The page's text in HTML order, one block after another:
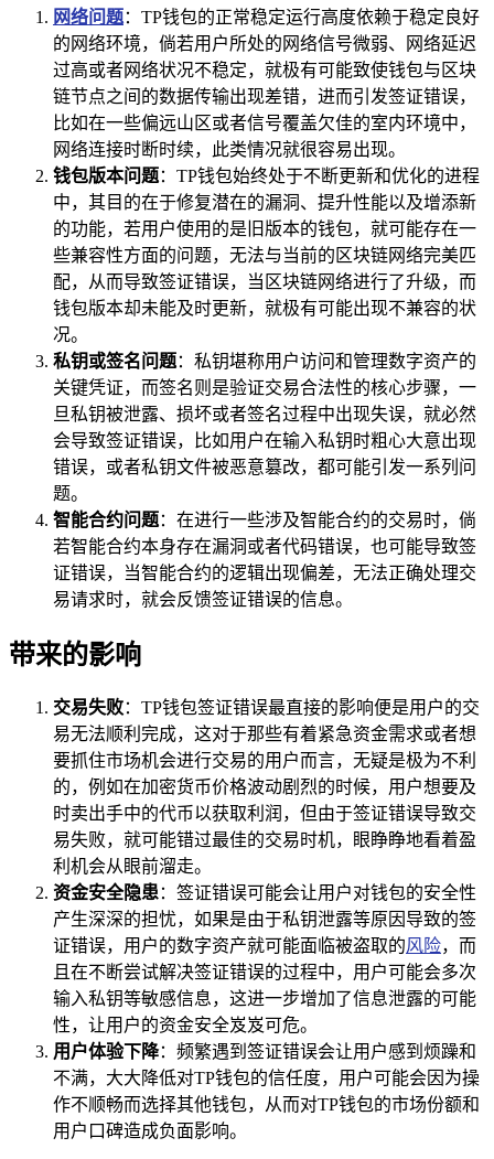
网络问题：TP钱包的正常稳定运行高度依赖于稳定良好
的网络环境，倘若用户所处的网络信号微弱、网络延迟
过高或者网络状况不稳定，就极有可能致使钱包与区块
链节点之间的数据传输出现差错，进而引发签证错误，
比如在一些偏远山区或者信号覆盖欠佳的室内环境中，
网络连接时断时续，此类情况就很容易出现。
钱包版本问题：TP钱包始终处于不断更新和优化的进程
中，其目的在于修复潜在的漏洞、提升性能以及增添新
的功能，若用户使用的是旧版本的钱包，就可能存在一
些兼容性方面的问题，无法与当前的区块链网络完美匹
配，从而导致签证错误，当区块链网络进行了升级，而
钱包版本却未能及时更新，就极有可能出现不兼容的状
况。
私钥或签名问题：私钥堪称用户访问和管理数字资产的
关键凭证，而签名则是验证交易合法性的核心步骤，一
旦私钥被泄露、损坏或者签名过程中出现失误，就必然
会导致签证错误，比如用户在输入私钥时粗心大意出现
错误，或者私钥文件被恶意篡改，都可能引发一系列问
题。
智能合约问题：在进行一些涉及智能合约的交易时，倘
若智能合约本身存在漏洞或者代码错误，也可能导致签
证错误，当智能合约的逻辑出现偏差，无法正确处理交
易请求时，就会反馈签证错误的信息。
带来的影响
交易失败：TP钱包签证错误最直接的影响便是用户的交
易无法顺利完成，这对于那些有着紧急资金需求或者想
要抓住市场机会进行交易的用户而言，无疑是极为不利
的，例如在加密货币价格波动剧烈的时候，用户想要及
时卖出手中的代币以获取利润，但由于签证错误导致交
易失败，就可能错过最佳的交易时机，眼睁睁地看着盈
利机会从眼前溜走。
资金安全隐患：签证错误可能会让用户对钱包的安全性
产生深深的担忧，如果是由于私钥泄露等原因导致的签
证错误，用户的数字资产就可能面临被盗取的风险，而
且在不断尝试解决签证错误的过程中，用户可能会多次
输入私钥等敏感信息，这进一步增加了信息泄露的可能
性，让用户的资金安全岌岌可危。
用户体验下降：频繁遇到签证错误会让用户感到烦躁和
不满，大大降低对TP钱包的信任度，用户可能会因为操
作不顺畅而选择其他钱包，从而对TP钱包的市场份额和
用户口碑造成负面影响。